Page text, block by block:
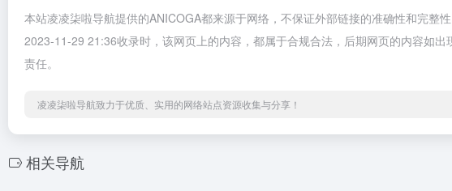
本站凌凌柒啦导航提供的ANICOGA都来源于网络，不保证外部链接的准确性和完整
2023-11-29 21:36收录时，该网页上的内容，都属于合规合法，后期网页的内容如
责任。
凌凌柒啦导航致力于优质、实用的网络站点资源收集与分享！
相关导航